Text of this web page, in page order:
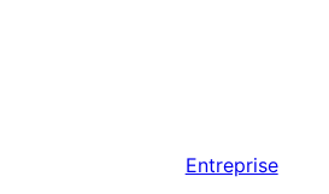
Entreprise